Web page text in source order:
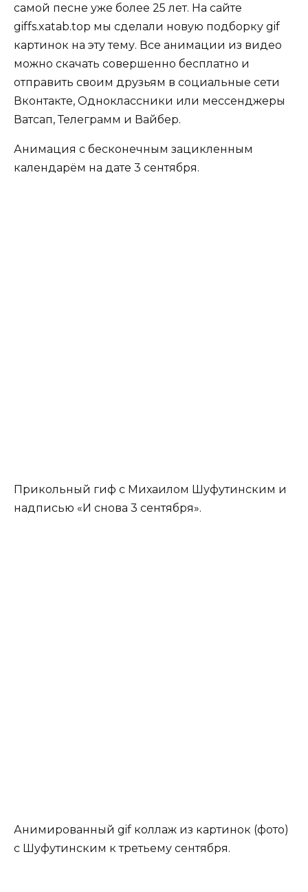
самой песне уже более 25 лет. На сайте
giffs.xatab.top мы сделали новую подборку gif
картинок на эту тему. Все анимации из видео
можно скачать совершенно бесплатно и
отправить своим друзьям в социальные сети
Вконтакте, Одноклассники или мессенджеры
Ватсап, Телеграмм и Вайбер.
Анимация с бесконечным зацикленным
календарём на дате 3 сентября.
Прикольный гиф с Михаилом Шуфутинским и
надписью «И снова 3 сентября».
Анимированный gif коллаж из картинок (фото)
с Шуфутинским к третьему сентября.